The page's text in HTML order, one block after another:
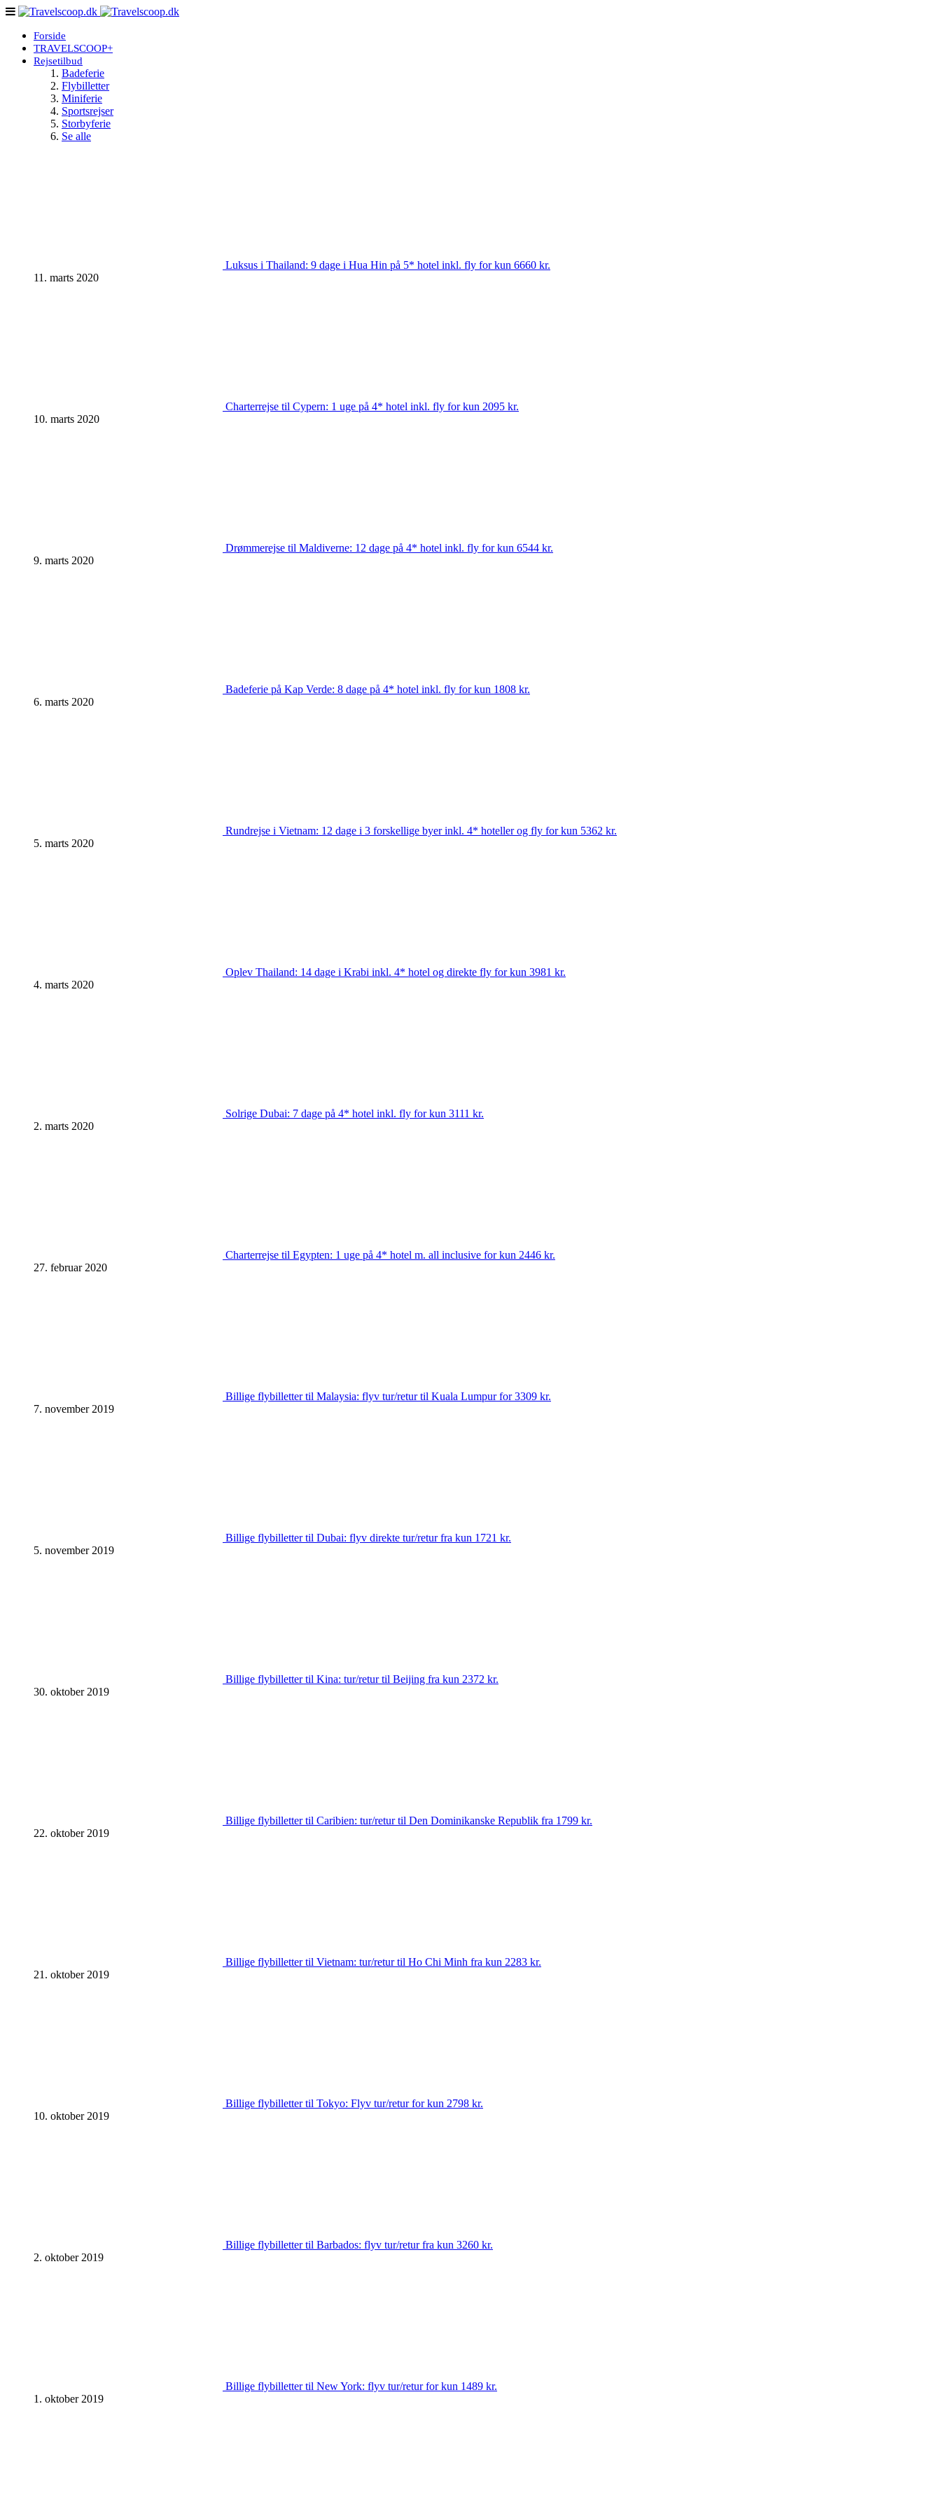
Forside
TRAVELSCOOP+
Rejsetilbud
Badeferie
Flybilletter
Miniferie
Sportsrejser
Storbyferie
Se alle
Luksus i Thailand: 9 dage i Hua Hin på 5* hotel inkl. fly for kun 6660 kr.
11. marts 2020
Charterrejse til Cypern: 1 uge på 4* hotel inkl. fly for kun 2095 kr.
10. marts 2020
Drømmerejse til Maldiverne: 12 dage på 4* hotel inkl. fly for kun 6544 kr.
9. marts 2020
Badeferie på Kap Verde: 8 dage på 4* hotel inkl. fly for kun 1808 kr.
6. marts 2020
Rundrejse i Vietnam: 12 dage i 3 forskellige byer inkl. 4* hoteller og fly for kun 5362 kr.
5. marts 2020
Oplev Thailand: 14 dage i Krabi inkl. 4* hotel og direkte fly for kun 3981 kr.
4. marts 2020
Solrige Dubai: 7 dage på 4* hotel inkl. fly for kun 3111 kr.
2. marts 2020
Charterrejse til Egypten: 1 uge på 4* hotel m. all inclusive for kun 2446 kr.
27. februar 2020
Billige flybilletter til Malaysia: flyv tur/retur til Kuala Lumpur for 3309 kr.
7. november 2019
Billige flybilletter til Dubai: flyv direkte tur/retur fra kun 1721 kr.
5. november 2019
Billige flybilletter til Kina: tur/retur til Beijing fra kun 2372 kr.
30. oktober 2019
Billige flybilletter til Caribien: tur/retur til Den Dominikanske Republik fra 1799 kr.
22. oktober 2019
Billige flybilletter til Vietnam: tur/retur til Ho Chi Minh fra kun 2283 kr.
21. oktober 2019
Billige flybilletter til Tokyo: Flyv tur/retur for kun 2798 kr.
10. oktober 2019
Billige flybilletter til Barbados: flyv tur/retur fra kun 3260 kr.
2. oktober 2019
Billige flybilletter til New York: flyv tur/retur for kun 1489 kr.
1. oktober 2019